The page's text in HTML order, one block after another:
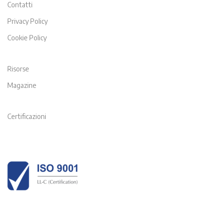
Contatti
Privacy Policy
Cookie Policy
Risorse
Magazine
Certificazioni